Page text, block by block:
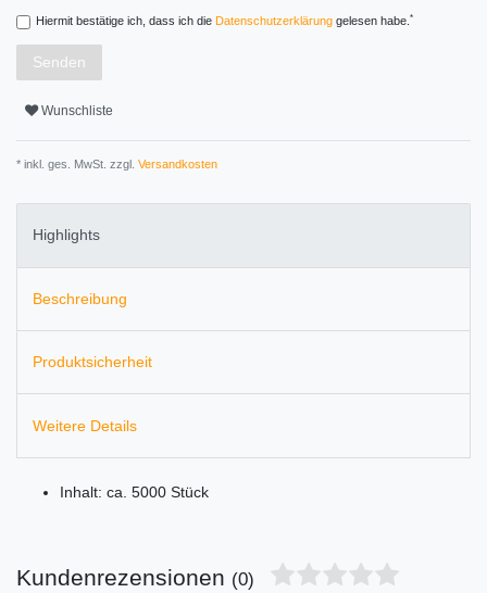
Hiermit bestätige ich, dass ich die Daten­schutz­erklärunggelesen habe. *
Senden
Wunschliste
* inkl. ges. MwSt. zzgl. Versandkosten
Highlights
Beschreibung
Produktsicherheit
Weitere Details
Inhalt: ca. 5000 Stück
Kundenrezensionen (0)